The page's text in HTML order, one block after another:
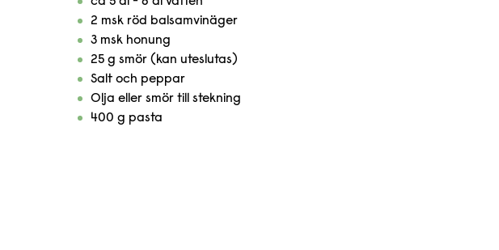
2 msk röd balsamvinäger
3 msk honung
25 g smör (kan uteslutas)
Salt och peppar
Olja eller smör till stekning
400 g pasta